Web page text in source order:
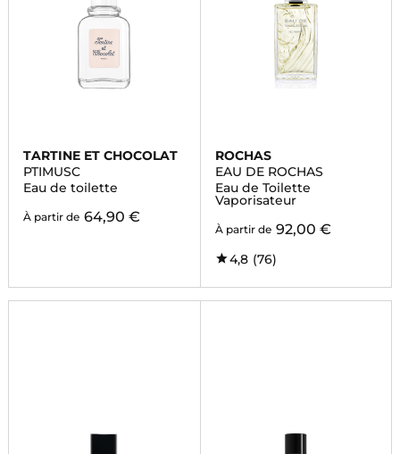
TARTINE ET CHOCOLAT
PTIMUSC
Eau de toilette
À partir de 64,90 €
ROCHAS
EAU DE ROCHAS
Eau de Toilette
Vaporisateur
À partir de 92,00 €
4,8 (76)